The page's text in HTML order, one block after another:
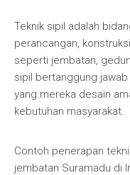
Teknik sipil adalah
perancangan,
seperti jembatan,
sipil bertanggung
yang mereka desain
kebutuhan masyarakat.
Contoh penerapan
jembatan Suramadu di